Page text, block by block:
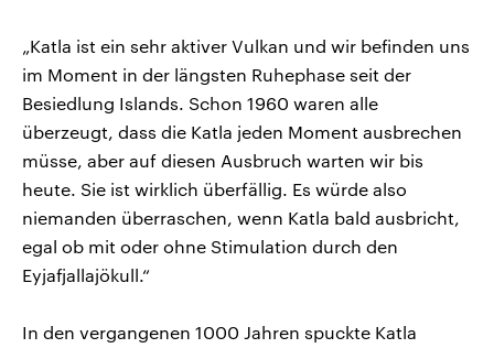
„Katla ist ein sehr aktiver Vulkan und wir befinden uns
im Moment in der längsten Ruhephase seit der
Besiedlung Islands. Schon 1960 waren alle
überzeugt, dass die Katla jeden Moment ausbrechen
müsse, aber auf diesen Ausbruch warten wir bis
heute. Sie ist wirklich überfällig. Es würde also
niemanden überraschen, wenn Katla bald ausbricht,
egal ob mit oder ohne Stimulation durch den
Eyjafjallajökull.“
In den vergangenen 1000 Jahren spuckte Katla